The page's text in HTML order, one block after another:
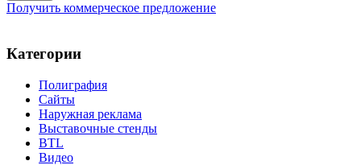
Получить коммерческое предложение
Категории
Полиграфия
Сайты
Наружная реклама
Выставочные стенды
BTL
Видео